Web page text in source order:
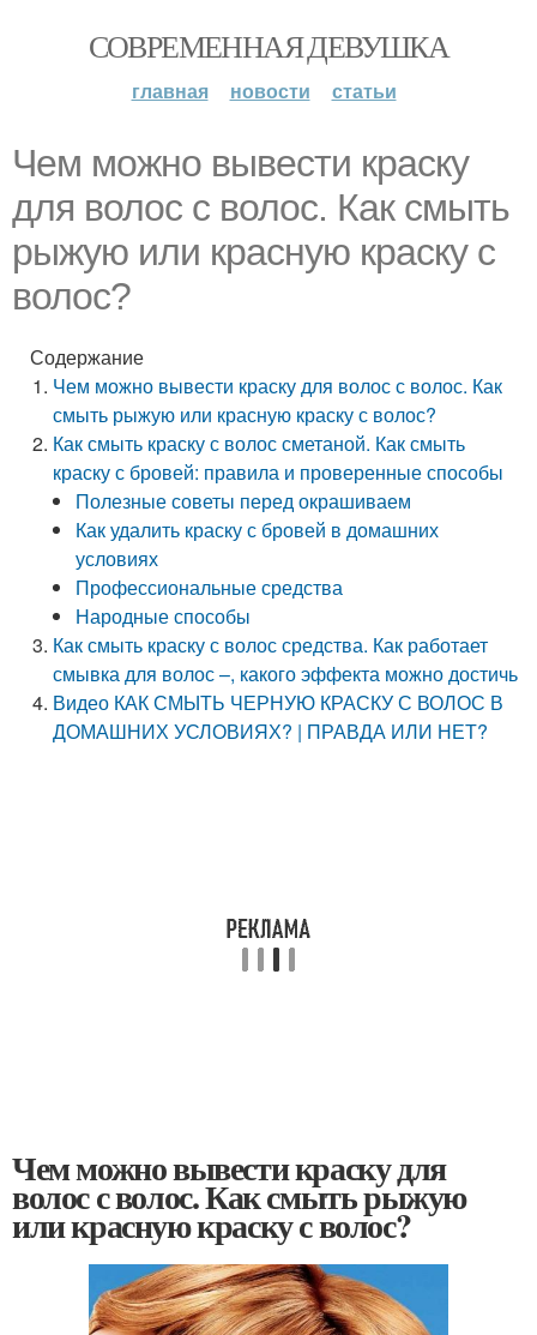
СОВРЕМЕННАЯ ДЕВУШКА
главная новости статьи
Чем можно вывести краску
для волос с волос. Как смыть
рыжую или красную краску с
волос?
Содержание
Чем можно вывести краску для волос с волос. Как
смыть рыжую или красную краску с волос?
Как смыть краску с волос сметаной. Как смыть
краску с бровей: правила и проверенные способы
Полезные советы перед окрашиваем
Как удалить краску с бровей в домашних
условиях
Профессиональные средства
Народные способы
Как смыть краску с волос средства. Как работает
смывка для волос –, какого эффекта можно достичь
Видео КАК СМЫТЬ ЧЕРНУЮ КРАСКУ С ВОЛОС В
ДОМАШНИХ УСЛОВИЯХ? | ПРАВДА ИЛИ НЕТ?
Чем можно вывести краску для
волос с волос. Как смыть рыжую
или красную краску с волос?